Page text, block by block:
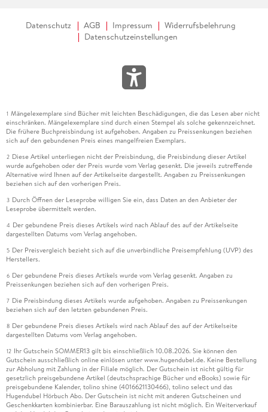
Datenschutz AGB Impressum
Widerrufsbelehrung
Datenschutzeinstellungen
1 Mängelexemplare sind Bücher mit leichten Beschädigungen, die das Lesen aber nicht
einschränken. Mängelexemplare sind durch einen Stempel als solche gekennzeichnet.
Die frühere Buchpreisbindung ist aufgehoben. Angaben zu Preissenkungen beziehen
sich auf den gebundenen Preis eines mangelfreien Exemplars.
2 Diese Artikel unterliegen nicht der Preisbindung, die Preisbindung dieser Artikel
wurde aufgehoben oder der Preis wurde vom Verlag gesenkt. Die jeweils zutreffende
Alternative wird Ihnen auf der Artikelseite dargestellt. Angaben zu Preissenkungen
beziehen sich auf den vorherigen Preis.
3 Durch Öffnen der Leseprobe willigen Sie ein, dass Daten an den Anbieter der
Leseprobe übermittelt werden.
4 Der gebundene Preis dieses Artikels wird nach Ablauf des auf der Artikelseite
dargestellten Datums vom Verlag angehoben.
5 Der Preisvergleich bezieht sich auf die unverbindliche Preisempfehlung (UVP) des
Herstellers.
6 Der gebundene Preis dieses Artikels wurde vom Verlag gesenkt. Angaben zu
Preissenkungen beziehen sich auf den vorherigen Preis.
7 Die Preisbindung dieses Artikels wurde aufgehoben. Angaben zu Preissenkungen
beziehen sich auf den letzten gebundenen Preis.
8 Der gebundene Preis dieses Artikels wird nach Ablauf des auf der Artikelseite
dargestellten Datums vom Verlag angehoben.
12 Ihr Gutschein SOMMER13 gilt bis einschließlich 10.08.2026. Sie können den
Gutschein ausschließlich online einlösen unter www.hugendubel.de. Keine Bestellung
zur Abholung mit Zahlung in der Filiale möglich. Der Gutschein ist nicht gültig für
gesetzlich preisgebundene Artikel (deutschsprachige Bücher und eBooks) sowie für
preisgebundene Kalender, tolino shine (4016621130466), tolino select und das
Hugendubel Hörbuch Abo. Der Gutschein ist nicht mit anderen Gutscheinen und
Geschenkkarten kombinierbar. Eine Barauszahlung ist nicht möglich. Ein Weiterverkauf